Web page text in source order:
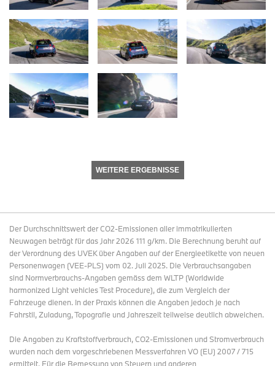
WEITERE ERGEBNISSE
Der Durchschnittswert der CO2-Emissionen aller immatrikulierten
Neuwagen beträgt für das Jahr 2026 111 g/km. Die Berechnung beruht auf
der Verordnung des UVEK über Angaben auf der Energieetikette von neuen
Personenwagen (VEE-PLS) vom 02. Juli 2025. Die Verbrauchsangaben
sind Normverbrauchs-Angaben gemäss dem WLTP (Worldwide
harmonized Light vehicles Test Procedure), die zum Vergleich der
Fahrzeuge dienen. In der Praxis können die Angaben jedoch je nach
Fahrstil, Zuladung, Topografie und Jahreszeit teilweise deutlich abweichen.
Die Angaben zu Kraftstoffverbrauch, CO2-Emissionen und Stromverbrauch
wurden nach dem vorgeschriebenen Messverfahren VO (EU) 2007 / 715
ermittelt. Für die Bemessung von Steuern und anderen